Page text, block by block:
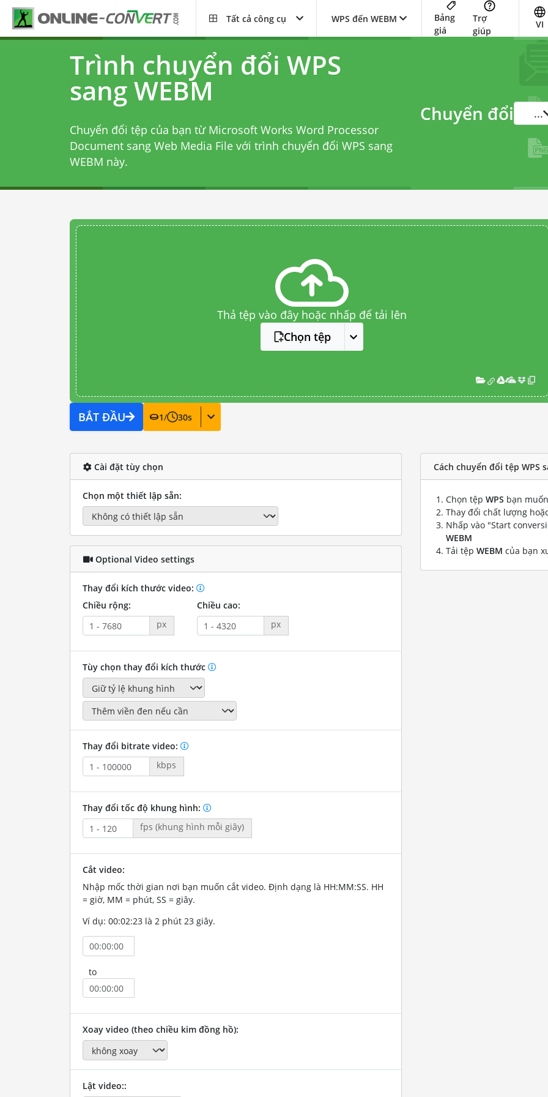
Tất cả công cụ WPS đến WEBM
Bảng
giá
Trợ
giúp
VI
Trình chuyển đổi WPS
sang WEBM
Chuyển đổi tệp của bạn từ Microsoft Works Word Processor
Document sang Web Media File với trình chuyển đổi WPS sang
WEBM này.
Chuyển đổi ...
Thả tệp vào đây hoặc nhấp để tải lên
Chọn tệp
BẮT ĐẦU 1/ 30s
Cài đặt tùy chọn
Chọn một thiết lập sẵn:
Optional Video settings
Thay đổi kích thước video:
Chiều rộng:
px
Chiều cao:
px
Tùy chọn thay đổi kích thước
Thay đổi bitrate video:
kbps
Thay đổi tốc độ khung hình:
fps (khung hình mỗi giây)
Cắt video:
Nhập mốc thời gian nơi bạn muốn cắt video. Định dạng là HH:MM:SS. HH
= giờ, MM = phút, SS = giây.
Ví dụ: 00:02:23 là 2 phút 23 giây.
to
Xoay video (theo chiều kim đồng hồ):
Lật video::
Cách chuyển đổi tệp WPS
Chọn tệp WPS bạn
Thay đổi chất lượng
Nhấp vào "Start
WEBM
Tải tệp WEBM của bạn